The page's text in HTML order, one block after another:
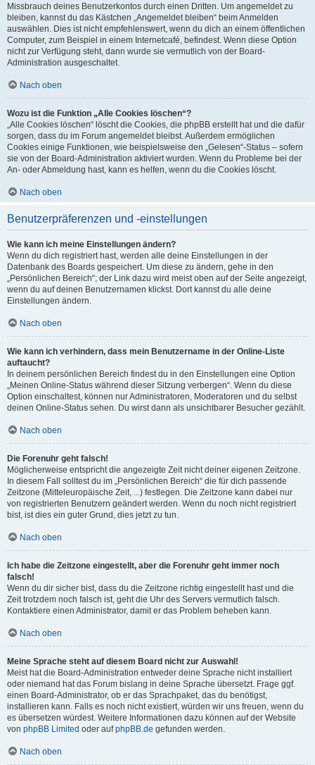
Missbrauch deines Benutzerkontos durch einen Dritten. Um angemeldet zu
bleiben, kannst du das Kästchen „Angemeldet bleiben“ beim Anmelden
auswählen. Dies ist nicht empfehlenswert, wenn du dich an einem öffentlichen
Computer, zum Beispiel in einem Internetcafé, befindest. Wenn diese Option
nicht zur Verfügung steht, dann wurde sie vermutlich von der Board-
Administration ausgeschaltet.
Nach oben
Wozu ist die Funktion „Alle Cookies löschen“?
„Alle Cookies löschen“ löscht die Cookies, die phpBB erstellt hat und die dafür
sorgen, dass du im Forum angemeldet bleibst. Außerdem ermöglichen
Cookies einige Funktionen, wie beispielsweise den „Gelesen“-Status – sofern
sie von der Board-Administration aktiviert wurden. Wenn du Probleme bei der
An- oder Abmeldung hast, kann es helfen, wenn du die Cookies löscht.
Nach oben
Benutzerpräferenzen und -einstellungen
Wie kann ich meine Einstellungen ändern?
Wenn du dich registriert hast, werden alle deine Einstellungen in der
Datenbank des Boards gespeichert. Um diese zu ändern, gehe in den
„Persönlichen Bereich“; der Link dazu wird meist oben auf der Seite angezeigt,
wenn du auf deinen Benutzernamen klickst. Dort kannst du alle deine
Einstellungen ändern.
Nach oben
Wie kann ich verhindern, dass mein Benutzername in der Online-Liste
auftaucht?
In deinem persönlichen Bereich findest du in den Einstellungen eine Option
„Meinen Online-Status während dieser Sitzung verbergen“. Wenn du diese
Option einschaltest, können nur Administratoren, Moderatoren und du selbst
deinen Online-Status sehen. Du wirst dann als unsichtbarer Besucher gezählt.
Nach oben
Die Forenuhr geht falsch!
Möglicherweise entspricht die angezeigte Zeit nicht deiner eigenen Zeitzone.
In diesem Fall solltest du im „Persönlichen Bereich“ die für dich passende
Zeitzone (Mitteleuropäische Zeit, ...) festlegen. Die Zeitzone kann dabei nur
von registrierten Benutzern geändert werden. Wenn du noch nicht registriert
bist, ist dies ein guter Grund, dies jetzt zu tun.
Nach oben
Ich habe die Zeitzone eingestellt, aber die Forenuhr geht immer noch
falsch!
Wenn du dir sicher bist, dass du die Zeitzone richtig eingestellt hast und die
Zeit trotzdem noch falsch ist, geht die Uhr des Servers vermutlich falsch.
Kontaktiere einen Administrator, damit er das Problem beheben kann.
Nach oben
Meine Sprache steht auf diesem Board nicht zur Auswahl!
Meist hat die Board-Administration entweder deine Sprache nicht installiert
oder niemand hat das Forum bislang in deine Sprache übersetzt. Frage ggf.
einen Board-Administrator, ob er das Sprachpaket, das du benötigst,
installieren kann. Falls es noch nicht existiert, würden wir uns freuen, wenn du
es übersetzen würdest. Weitere Informationen dazu können auf der Website
von phpBB Limited oder aufphpBB.de gefunden werden.
Nach oben